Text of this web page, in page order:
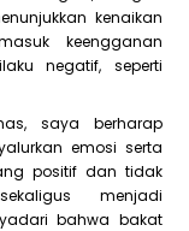
kenaikan
keengganan
negatif, seperti
saya berharap
emosi serta
positif dan tidak
menjadi
bahwa bakat